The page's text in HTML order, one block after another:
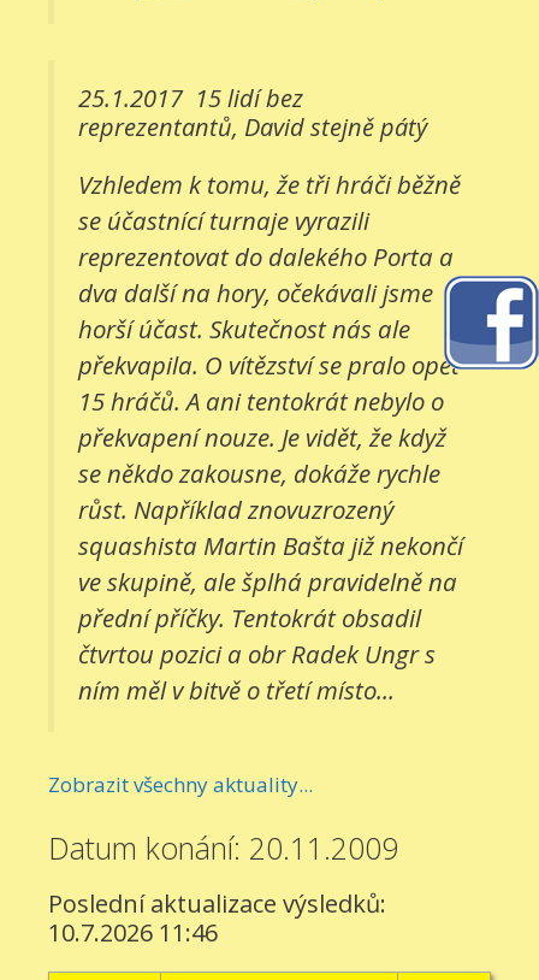
25.1.2017 15 lidí bez
reprezentantů, David stejně pátý
Vzhledem k tomu, že tři hráči běžně
se účastnící turnaje vyrazili
reprezentovat do dalekého Porta a
dva další na hory, očekávali jsme
horší účast. Skutečnost nás ale
překvapila. O vítězství se pralo opět
15 hráčů. A ani tentokrát nebylo o
překvapení nouze. Je vidět, že když
se někdo zakousne, dokáže rychle
růst. Například znovuzrozený
squashista Martin Bašta již nekončí
ve skupině, ale šplhá pravidelně na
přední příčky. Tentokrát obsadil
čtvrtou pozici a obr Radek Ungr s
ním měl v bitvě o třetí místo...
Zobrazit všechny aktuality...
Datum konání: 20.11.2009
Poslední aktualizace výsledků:
10.7.2026 11:46